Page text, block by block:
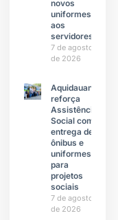
novos
uniformes
aos
servidores
7 de agosto
de 2026
Aquidauana
reforça
Assistência
Social com
entrega de
ônibus e
uniformes
para
projetos
sociais
7 de agosto
de 2026